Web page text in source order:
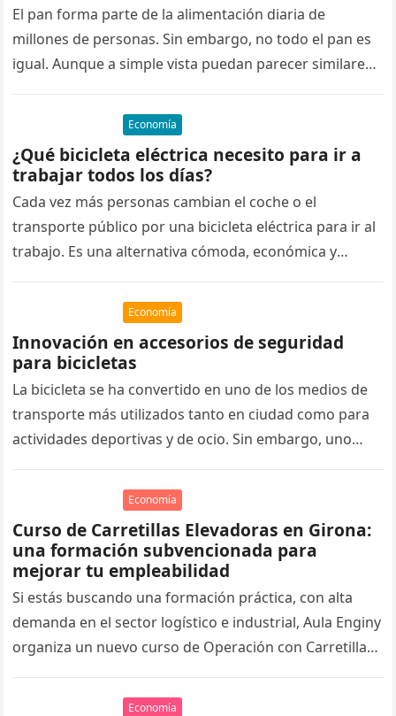
El pan forma parte de la alimentación diaria de
millones de personas. Sin embargo, no todo el pan es
igual. Aunque a simple vista puedan parecer similares,
Economía
¿Qué bicicleta eléctrica necesito para ir a
trabajar todos los días?
Cada vez más personas cambian el coche o el
transporte público por una bicicleta eléctrica para ir al
trabajo. Es una alternativa cómoda, económica y
Economía
Innovación en accesorios de seguridad
para bicicletas
La bicicleta se ha convertido en uno de los medios de
transporte más utilizados tanto en ciudad como para
actividades deportivas y de ocio. Sin embargo, uno…
Economía
Curso de Carretillas Elevadoras en Girona:
una formación subvencionada para
mejorar tu empleabilidad
Si estás buscando una formación práctica, con alta
demanda en el sector logístico e industrial, Aula Enginy
organiza un nuevo curso de Operación con Carretillas
Economía